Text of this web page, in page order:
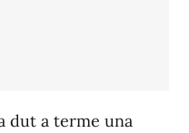
dut a terme una